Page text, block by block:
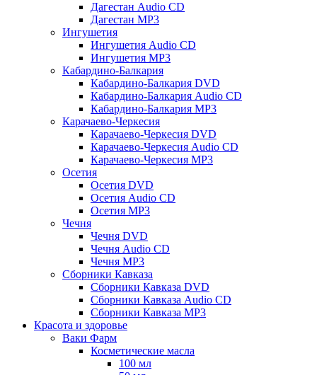
Дагестан Audio CD
Дагестан MP3
Ингушетия
Ингушетия Audio CD
Ингушетия MP3
Кабардино-Балкария
Кабардино-Балкария DVD
Кабардино-Балкария Audio CD
Кабардино-Балкария MP3
Карачаево-Черкесия
Карачаево-Черкесия DVD
Карачаево-Черкесия Audio CD
Карачаево-Черкесия MP3
Осетия
Осетия DVD
Осетия Audio CD
Осетия MP3
Чечня
Чечня DVD
Чечня Audio CD
Чечня MP3
Сборники Кавказа
Сборники Кавказа DVD
Сборники Кавказа Audio CD
Сборники Кавказа MP3
Красота и здоровье
Ваки Фарм
Косметические масла
100 мл